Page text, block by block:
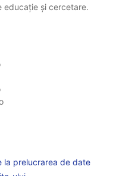
educație și cercetare.
la prelucrarea de date